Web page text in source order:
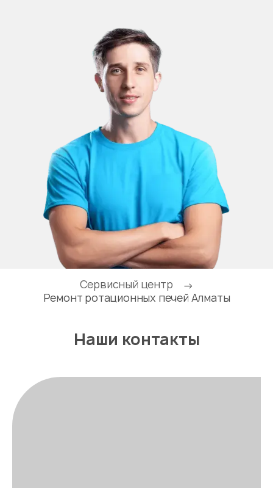
Сервисный центр
→
Ремонт ротационных печей Алматы
Наши контакты